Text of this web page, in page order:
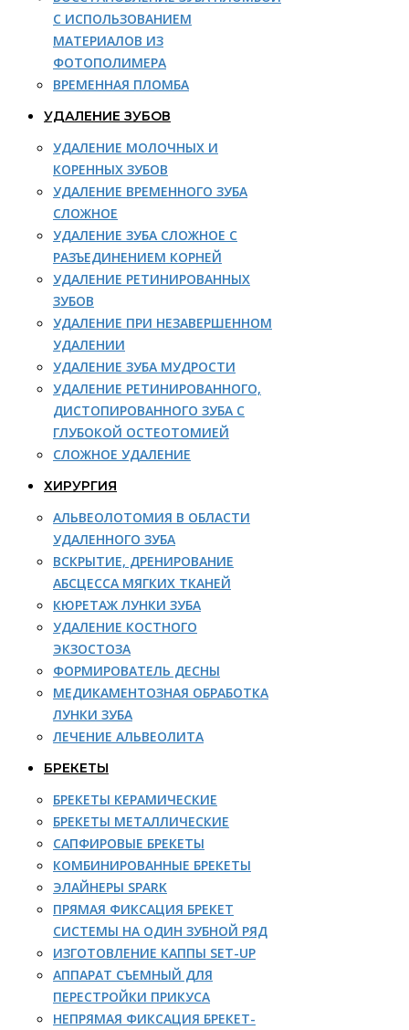
С ИСПОЛЬЗОВАНИЕМ
МАТЕРИАЛОВ ИЗ
ФОТОПОЛИМЕРА
ВРЕМЕННАЯ ПЛОМБА
УДАЛЕНИЕ ЗУБОВ
УДАЛЕНИЕ МОЛОЧНЫХ И
КОРЕННЫХ ЗУБОВ
УДАЛЕНИЕ ВРЕМЕННОГО ЗУБА
СЛОЖНОЕ
УДАЛЕНИЕ ЗУБА СЛОЖНОЕ С
РАЗЪЕДИНЕНИЕМ КОРНЕЙ
УДАЛЕНИЕ РЕТИНИРОВАННЫХ
ЗУБОВ
УДАЛЕНИЕ ПРИ НЕЗАВЕРШЕННОМ
УДАЛЕНИИ
УДАЛЕНИЕ ЗУБА МУДРОСТИ
УДАЛЕНИЕ РЕТИНИРОВАННОГО,
ДИСТОПИРОВАННОГО ЗУБА С
ГЛУБОКОЙ ОСТЕОТОМИЕЙ
СЛОЖНОЕ УДАЛЕНИЕ
ХИРУРГИЯ
АЛЬВЕОЛОТОМИЯ В ОБЛАСТИ
УДАЛЕННОГО ЗУБА
ВСКРЫТИЕ, ДРЕНИРОВАНИЕ
АБСЦЕССА МЯГКИХ ТКАНЕЙ
КЮРЕТАЖ ЛУНКИ ЗУБА
УДАЛЕНИЕ КОСТНОГО
ЭКЗОСТОЗА
ФОРМИРОВАТЕЛЬ ДЕСНЫ
МЕДИКАМЕНТОЗНАЯ ОБРАБОТКА
ЛУНКИ ЗУБА
ЛЕЧЕНИЕ АЛЬВЕОЛИТА
БРЕКЕТЫ
БРЕКЕТЫ КЕРАМИЧЕСКИЕ
БРЕКЕТЫ МЕТАЛЛИЧЕСКИЕ
САПФИРОВЫЕ БРЕКЕТЫ
КОМБИНИРОВАННЫЕ БРЕКЕТЫ
ЭЛАЙНЕРЫ SPARK
ПРЯМАЯ ФИКСАЦИЯ БРЕКЕТ
СИСТЕМЫ НА ОДИН ЗУБНОЙ РЯД
ИЗГОТОВЛЕНИЕ КАППЫ SET-UP
АППАРАТ СЪЕМНЫЙ ДЛЯ
ПЕРЕСТРОЙКИ ПРИКУСА
НЕПРЯМАЯ ФИКСАЦИЯ БРЕКЕТ-